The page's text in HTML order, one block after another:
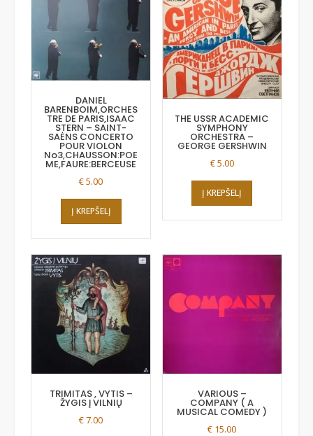
DANIEL
BARENBOIM,ORCHES
TRE DE PARIS,ISAAC
STERN – SAINT-
SAĖNS CONCERTO
POUR VIOLON
No3,CHAUSSON:POE
ME,FAURE:BERCEUSE
€5.00
Į KREPŠELĮ
THE USSR ACADEMIC
SYMPHONY
ORCHESTRA –
GEORGE GERSHWIN
€5.00
Į KREPŠELĮ
TRIMITAS , VYTIS –
ŽYGIS Į VILNIŲ
€7.00
VARIOUS –
COMPANY ( A
MUSICAL COMEDY )
€ 15.00